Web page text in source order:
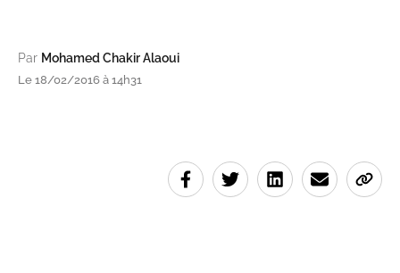
Par Mohamed Chakir Alaoui
Le 18/02/2016 à 14h31